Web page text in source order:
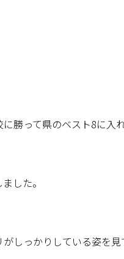
勝って県のベスト8に入
した。
しっかりしている姿を